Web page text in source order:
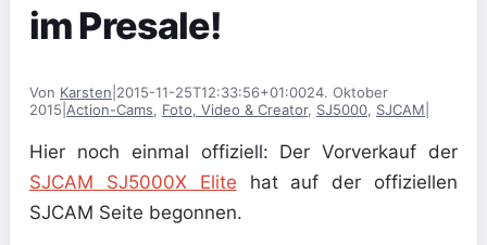
im Presale!
Von Karsten 2015-11-25T12:33:56+01:0024. Oktober
2015 Action-Cams, Foto, Video & Creator, SJ5000, SJCAM
Hier noch einmal offiziell: Der Vorverkauf der
SJCAM SJ5000X Elite hat auf der offiziellen
SJCAM Seite begonnen.